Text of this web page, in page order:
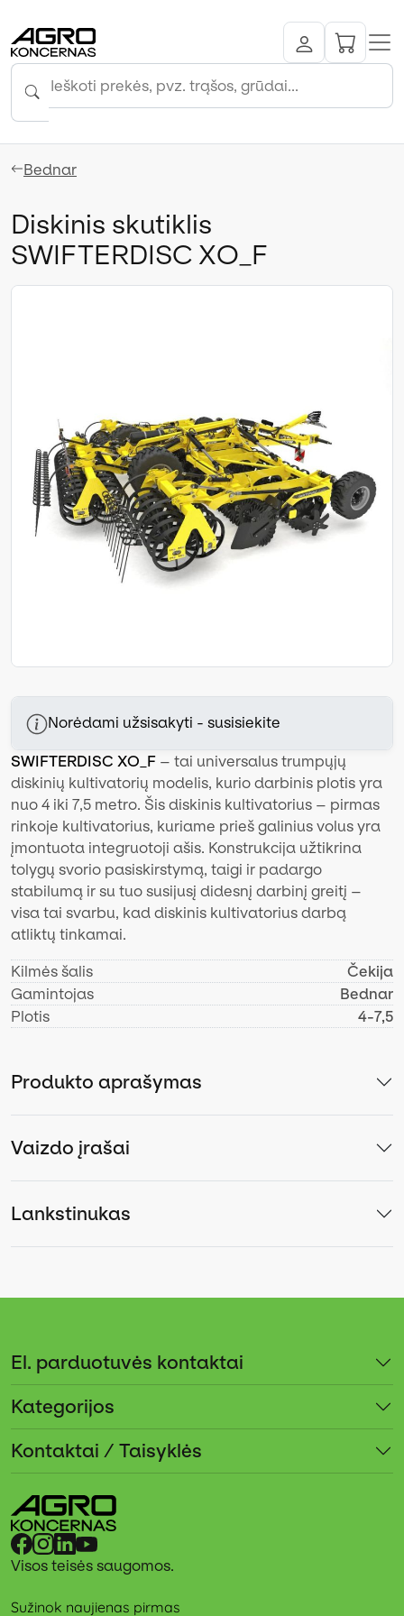
Bednar
Diskinis skutiklis
SWIFTERDISC XO_F
Norėdami užsisakyti - susisiekite
SWIFTERDISC XO_F – tai universalus trumpųjų
diskinių kultivatorių modelis, kurio darbinis plotis yra
nuo 4 iki 7,5 metro. Šis diskinis kultivatorius – pirmas
rinkoje kultivatorius, kuriame prieš galinius volus yra
įmontuota integruotoji ašis. Konstrukcija užtikrina
tolygų svorio pasiskirstymą, taigi ir padargo
stabilumą ir su tuo susijusį didesnį darbinį greitį –
visa tai svarbu, kad diskinis kultivatorius darbą
atliktų tinkamai.
Kilmės šalis
Čekija
Gamintojas
Bednar
Plotis
4-7,5
Produkto aprašymas
Vaizdo įrašai
Lankstinukas
El. parduotuvės kontaktai
Kategorijos
Kontaktai / Taisyklės
Visos teisės saugomos.
Sužinok naujienas pirmas